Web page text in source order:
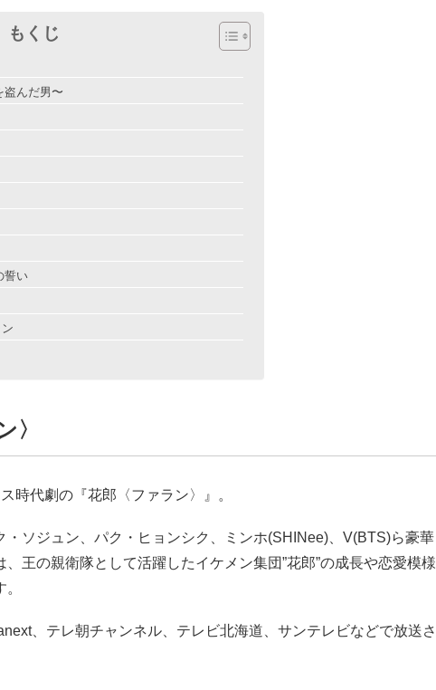
もくじ
盗んだ男〜
誓い
〉
時代劇の『花郎〈ファラン〉』。
・ソジュン、パク・ヒョンシク、ミンホ(SHINee)、V(BTS)ら豪華
、王の親衛隊として活躍したイケメン集団”花郎”の成長や恋愛模様
、テレ朝チャンネル、テレビ北海道、サンテレビなどで放送さ